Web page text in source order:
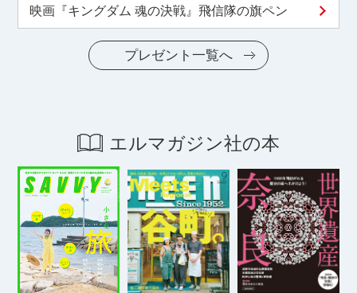
映画『キングダム 魂の決戦』飛信隊の旗ペン
プレゼント一覧へ
エルマガジン社の本